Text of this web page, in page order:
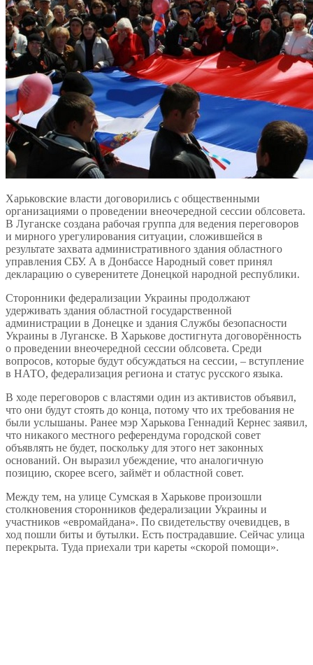
Харьковские власти договорились с общественными
организациями о проведении внеочередной сессии облсовета.
В Луганске создана рабочая группа для ведения переговоров
и мирного урегулирования ситуации, сложившейся в
результате захвата административного здания областного
управления СБУ. А в Донбассе Народный совет принял
декларацию о суверенитете Донецкой народной республики.
Сторонники федерализации Украины продолжают
удерживать здания областной государственной
администрации в Донецке и здания Службы безопасности
Украины в Луганске. В Харькове достигнута договорённость
о проведении внеочередной сессии облсовета. Среди
вопросов, которые будут обсуждаться на сессии, – вступление
в НАТО, федерализация региона и статус русского языка.
В ходе переговоров с властями один из активистов объявил,
что они будут стоять до конца, потому что их требования не
были услышаны. Ранее мэр Харькова Геннадий Кернес заявил,
что никакого местного референдума городской совет
объявлять не будет, поскольку для этого нет законных
оснований. Он выразил убеждение, что аналогичную
позицию, скорее всего, займёт и областной совет.
Между тем, на улице Сумская в Харькове произошли
столкновения сторонников федерализации Украины и
участников «евромайдана». По свидетельству очевидцев, в
ход пошли биты и бутылки. Есть пострадавшие. Сейчас улица
перекрыта. Туда приехали три кареты «скорой помощи».